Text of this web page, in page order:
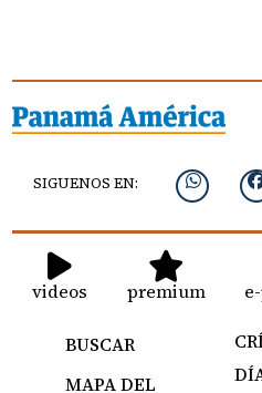
SIGUENOS EN:
videos premium
BUSCAR
MAPA DEL